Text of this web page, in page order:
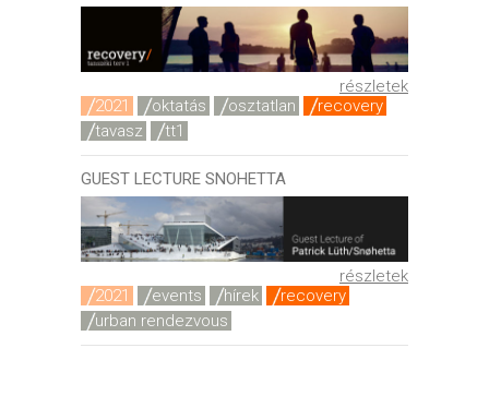
részletek
2021
oktatás osztatlan
recovery
tavasz
tt1
GUEST LECTURE SNOHETTA
részletek
2021
events hírek
recovery
urban rendezvous